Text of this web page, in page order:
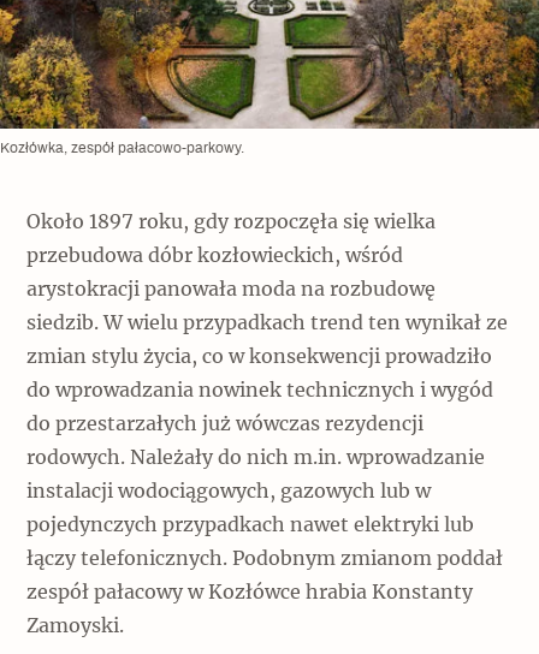
Kozłówka, zespół pałacowo-parkowy.
Około 1897 roku, gdy rozpoczęła się wielka
przebudowa dóbr kozłowieckich, wśród
arystokracji panowała moda na rozbudowę
siedzib. W wielu przypadkach trend ten wynikał ze
zmian stylu życia, co w konsekwencji prowadziło
do wprowadzania nowinek technicznych i wygód
do przestarzałych już wówczas rezydencji
rodowych. Należały do nich m.in. wprowadzanie
instalacji wodociągowych, gazowych lub w
pojedynczych przypadkach nawet elektryki lub
łączy telefonicznych. Podobnym zmianom poddał
zespół pałacowy w Kozłówce hrabia Konstanty
Zamoyski.